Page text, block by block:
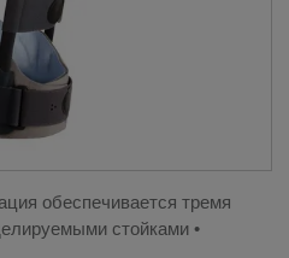
обеспечивается тремя
стойками •